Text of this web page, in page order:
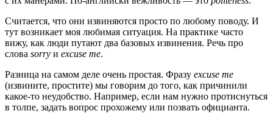
Считается, что они извиняются просто по любому поводу. И
тут возникает моя любимая ситуация. На практике часто
вижу, как люди путают два базовых извинения. Речь про
слова sorry и excuse me.
Разница на самом деле очень простая. Фразу excuse me
(извините, простите) мы говорим до того, как причинили
какое-то неудобство. Например, если нам нужно протиснуться
в толпе, задать вопрос прохожему или позвать официанта.